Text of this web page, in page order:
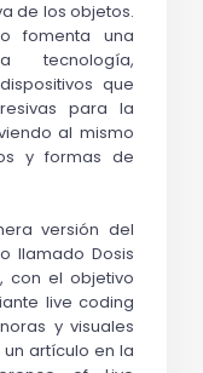
de los objetos.
fomenta una
tecnología,
que
para la
al mismo
y formas de
versión del
llamado Dosis
con el objetivo
live coding
y visuales
artículo en la